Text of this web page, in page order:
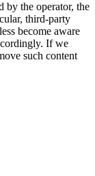
by the operator, the
third-party
become aware
If we
such content